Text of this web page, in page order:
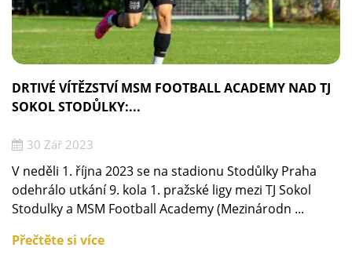
DRTIVÉ VÍTĚZSTVÍ MSM FOOTBALL ACADEMY NAD TJ
SOKOL STODŮLKY:...
30 Zář 2023
V neděli 1. října 2023 se na stadionu Stodůlky Praha
odehrálo utkání 9. kola 1. pražské ligy mezi TJ Sokol
Stodulky a MSM Football Academy (Mezinárodn ...
Přečtěte si více